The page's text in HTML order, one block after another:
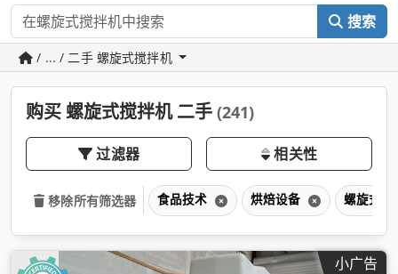
搜索
/ ... / 二手 螺旋式搅拌机
购买 螺旋式搅拌机 二手 (241)
过滤器 相关性
移除所有筛选器 食品技术 烘焙设备 螺旋式
小广告